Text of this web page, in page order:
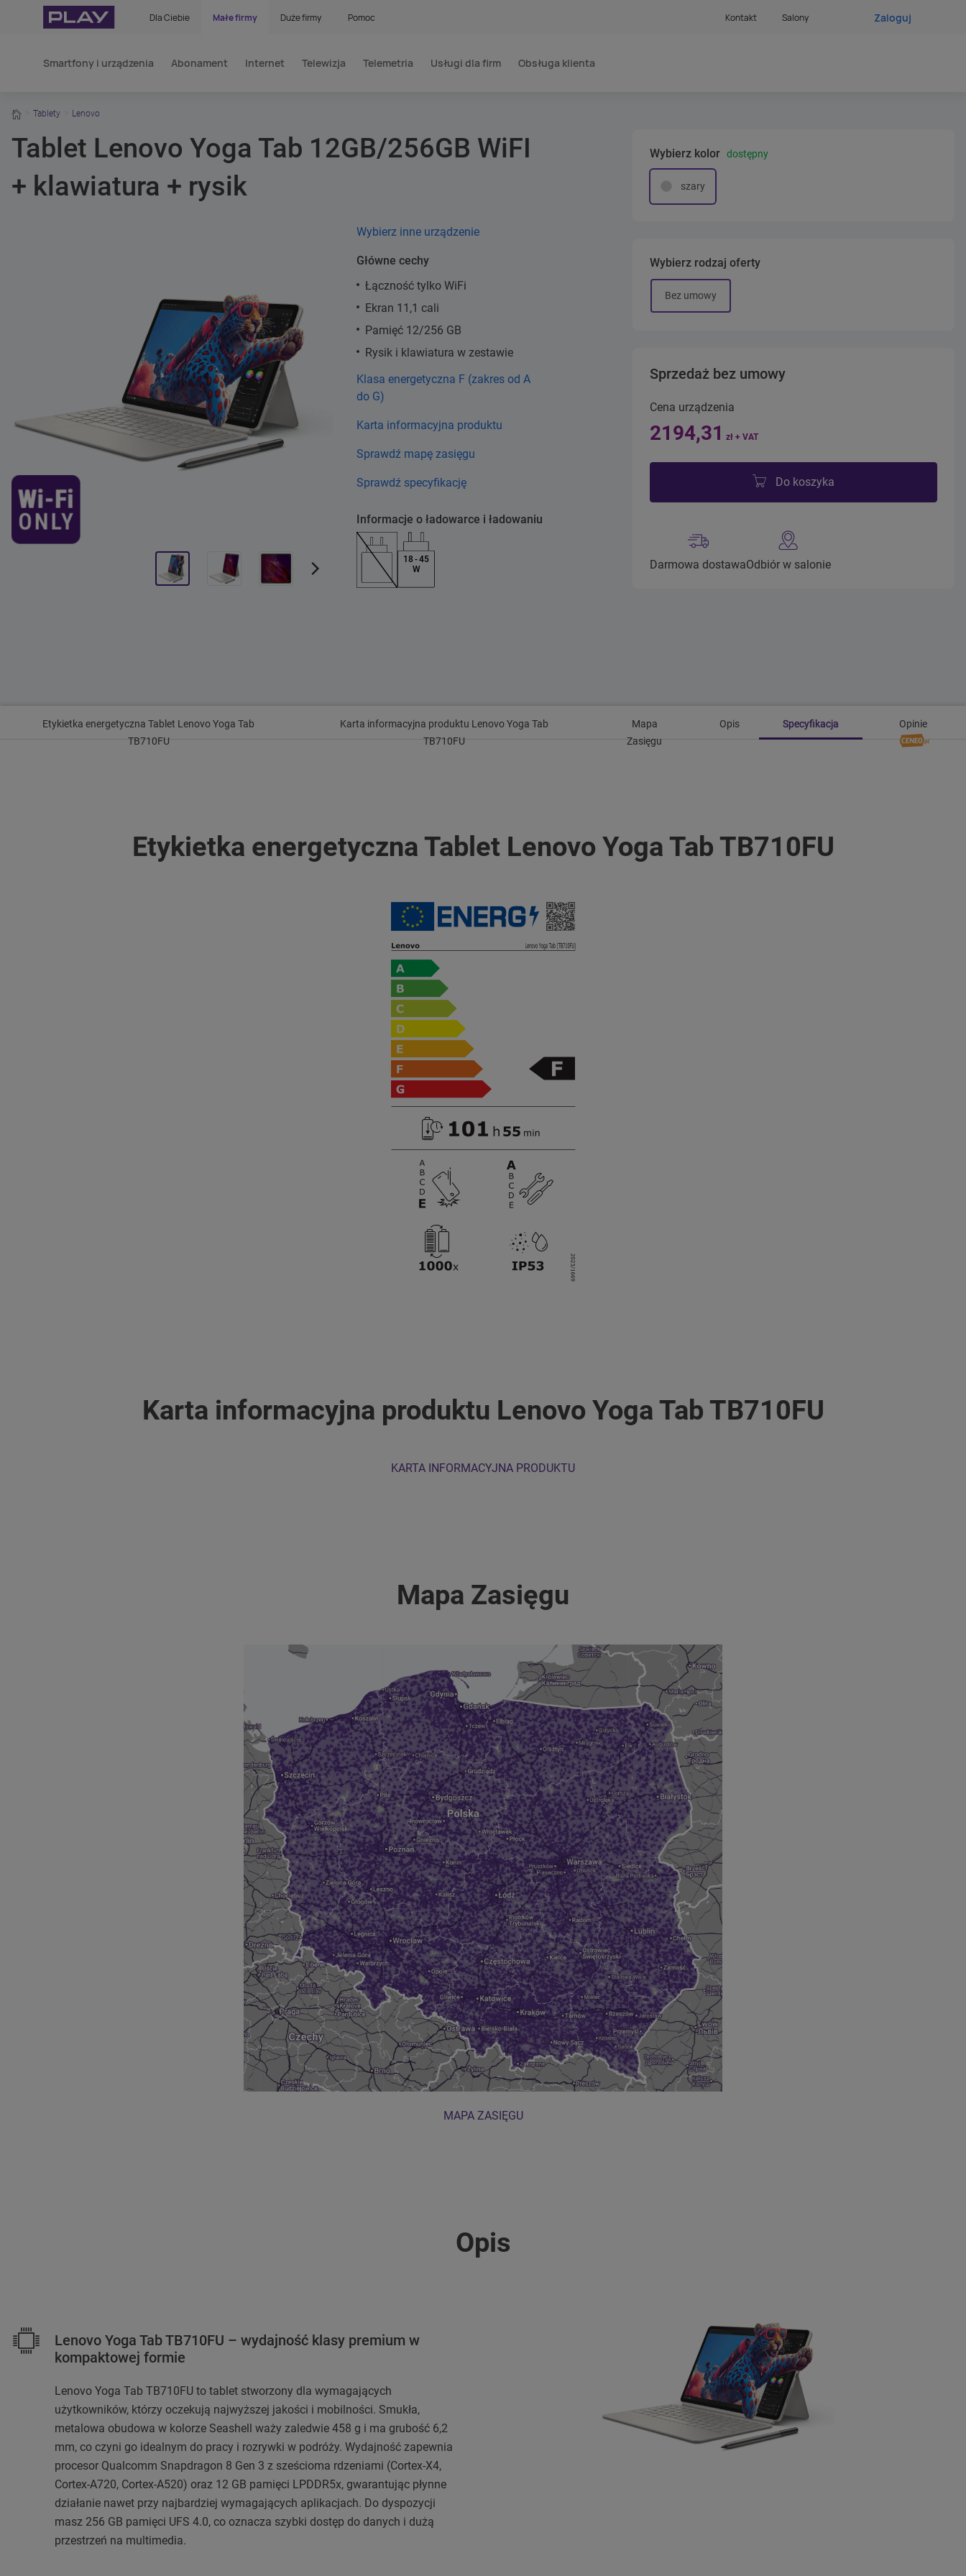
Dla Ciebie Małe firmy Duże firmy Pomoc Kontakt Salony Zaloguj
Smartfony i urządzenia Abonament Internet Telewizja Telemetria Usługi dla firm Obsługa klienta
home
Tablety Lenovo
Tablet Lenovo Yoga Tab 12GB/256GB WiFI
+ klawiatura + rysik
Wybierz inne urządzenie
Główne cechy
Łączność tylko WiFi
Ekran 11,1 cali
Pamięć 12/256 GB
Rysik i klawiatura w zestawie
Klasa energetyczna F (zakres od A
do G)
Karta informacyjna produktu
Sprawdź mapę zasięgu
Sprawdź specyfikację
Informacje o ładowarce i ładowaniu
18 - 45
W
Wybierz kolor dostępny
szary
Wybierz rodzaj oferty
Bez umowy
Sprzedaż bez umowy
Cena urządzenia
2194,31 zł + VAT
Do koszyka
Darmowa dostawaOdbiór w salonie
Etykietka energetyczna Tablet Lenovo Yoga Tab
TB710FU
Karta informacyjna produktu Lenovo Yoga Tab
TB710FU
Mapa
Zasięgu
Opis Specyfikacja Opinie
Etykietka energetyczna Tablet Lenovo Yoga Tab TB710FU
Karta informacyjna produktu Lenovo Yoga Tab TB710FU
KARTA INFORMACYJNA PRODUKTU
Mapa Zasięgu
MAPA ZASIĘGU
Opis
Lenovo Yoga Tab TB710FU – wydajność klasy premium w
kompaktowej formie
Lenovo Yoga Tab TB710FU to tablet stworzony dla wymagających
użytkowników, którzy oczekują najwyższej jakości i mobilności. Smukła,
metalowa obudowa w kolorze Seashell waży zaledwie 458 g i ma grubość 6,2
mm, co czyni go idealnym do pracy i rozrywki w podróży. Wydajność zapewnia
procesor Qualcomm Snapdragon 8 Gen 3 z sześcioma rdzeniami (Cortex-X4,
Cortex-A720, Cortex-A520) oraz 12 GB pamięci LPDDR5x, gwarantując płynne
działanie nawet przy najbardziej wymagających aplikacjach. Do dyspozycji
masz 256 GB pamięci UFS 4.0, co oznacza szybki dostęp do danych i dużą
przestrzeń na multimedia.